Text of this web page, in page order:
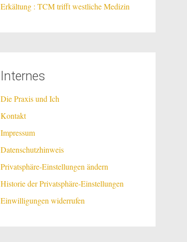
Erkältung : TCM trifft westliche Medizin
Internes
Die Praxis und Ich
Kontakt
Impressum
Datenschutzhinweis
Privatsphäre-Einstellungen ändern
Historie der Privatsphäre-Einstellungen
Einwilligungen widerrufen